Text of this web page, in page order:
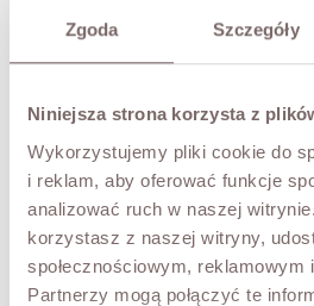
Zgoda Szczegóły
Niniejsza strona korzysta z
Wykorzystujemy pliki cookie do
i reklam, aby oferować funkcje
analizować ruch w naszej
korzystasz z naszej witryny,
społecznościowym, reklamowym
Partnerzy mogą połączyć te
ADD TO CART
TRY IT ON
DESCRIPTION
An elegant knit set crafted from
touch yarn of merino wool,
minimalist form makes the CARA
both everyday looks and more